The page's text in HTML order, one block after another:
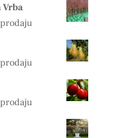
Vrba